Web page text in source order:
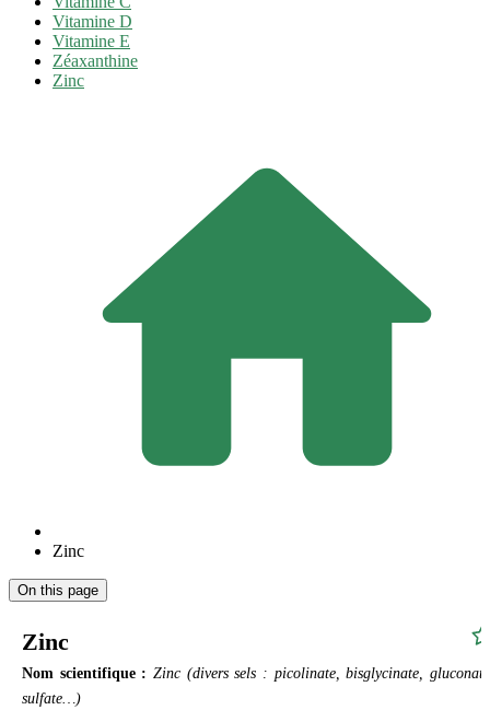
Vitamine D
Vitamine E
Zéaxanthine
Zinc
Zinc
On this page
Zinc
Nom scientifique : Zinc (divers sels : picolinate, bisglycinate,
sulfate…)